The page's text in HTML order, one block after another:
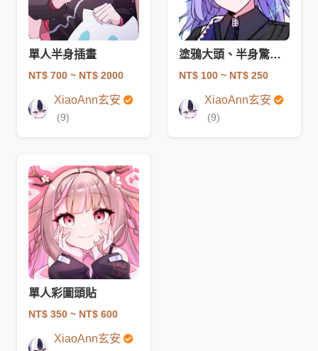
單人半身插畫
NT$ 700 ~ NT$ 2000
XiaoAnn玄安
(9)
塗鴉大頭、半身驚喜包
NT$ 100 ~ NT$ 250
XiaoAnn玄安
(9)
單人彩圖頭貼
NT$ 350 ~ NT$ 600
XiaoAnn玄安